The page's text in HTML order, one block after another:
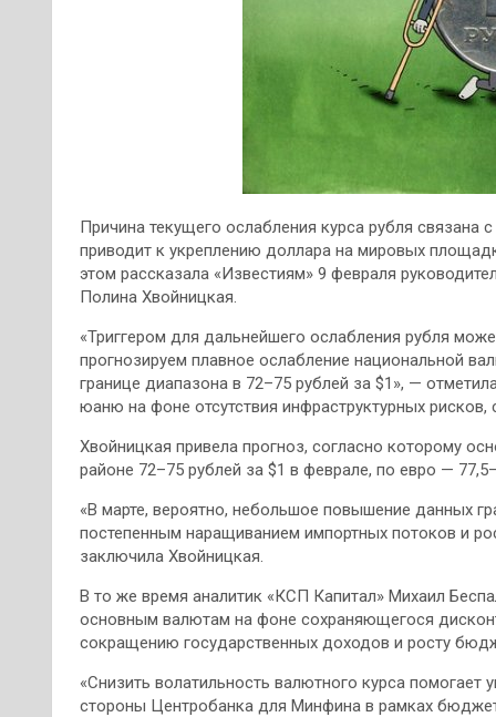
Причина текущего ослабления курса рубля
приводит к укреплению доллара на мировых
этом рассказала «Известиям» 9 февраля
Полина Хвойницкая.
«Триггером для дальнейшего ослабления рубля
прогнозируем плавное ослабление национальной
границе диапазона в 72–75 рублей за $1», —
юаню на фоне отсутствия инфраструктурных
Хвойницкая привела прогноз, согласно которому
районе 72–75 рублей за $1 в феврале, по евро —
«В марте, вероятно, небольшое повышение данных
постепенным наращиванием импортных потоков и
заключила Хвойницкая.
В то же время аналитик «КСП Капитал» Михаил
основным валютам на фоне сохраняющегося
сокращению государственных доходов и росту
«Снизить волатильность валютного курса
стороны Центробанка для Минфина в рамках